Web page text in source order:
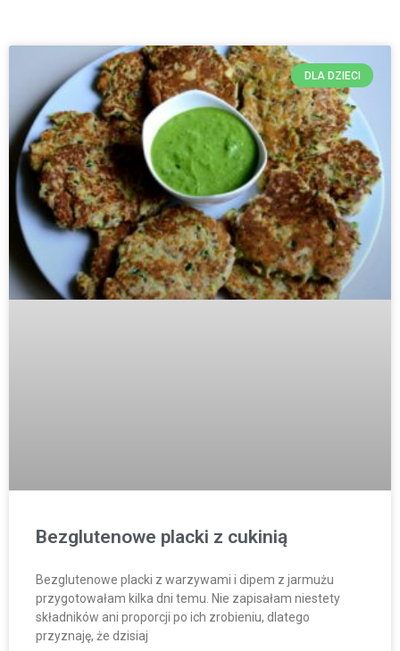
DLA DZIECI
Bezglutenowe placki z cukinią
Bezglutenowe placki z warzywami i dipem z jarmużu
przygotowałam kilka dni temu. Nie zapisałam niestety
składników ani proporcji po ich zrobieniu, dlatego
przyznaję, że dzisiaj